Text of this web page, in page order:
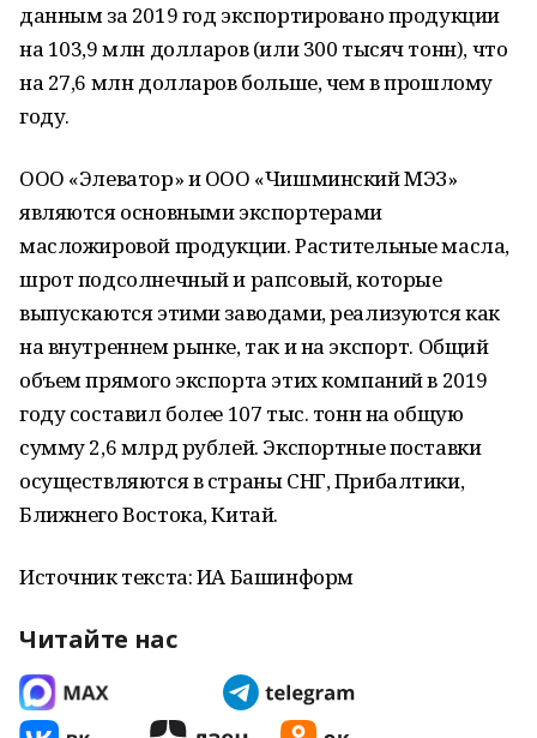
данным за 2019 год экспортировано продукции
на 103,9 млн долларов (или 300 тысяч тонн), что
на 27,6 млн долларов больше, чем в прошлому
году.
ООО «Элеватор» и ООО «Чишминский МЭЗ»
являются основными экспортерами
масложировой продукции. Растительные масла,
шрот подсолнечный и рапсовый, которые
выпускаются этими заводами, реализуются как
на внутреннем рынке, так и на экспорт. Общий
объем прямого экспорта этих компаний в 2019
году составил более 107 тыс. тонн на общую
сумму 2,6 млрд рублей. Экспортные поставки
осуществляются в страны СНГ, Прибалтики,
Ближнего Востока, Китай.
Источник текста: ИА Башинформ
Читайте нас